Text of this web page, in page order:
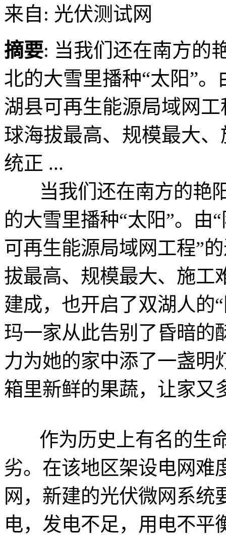
来自: 光伏测试网
摘要: 当我们还在南方的
北的大雪里播种“太阳”
湖县可再生能源局域网
球海拔最高、规模最大
统正 ...
当我们还在南方的艳阳
的大雪里播种“太阳”。由
可再生能源局域网工程”
拔最高、规模最大、施工
建成，也开启了双湖人的
玛一家从此告别了昏暗的
力为她的家中添了一盏明
箱里新鲜的果蔬，让家又
作为历史上有名的生命
劣。在该地区架设电网难
网，新建的光伏微网系统
电，发电不足，用电不平